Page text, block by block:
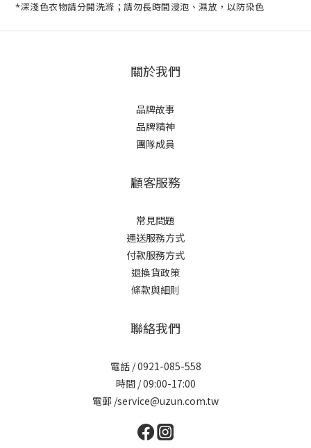
*深淺色衣物請分開洗滌；請勿長時間浸泡、濕放，以防染色
關於我們
品牌故事
品牌精神
團隊成員
顧客服務
常見問題
運送服務方式
付款服務方式
退換貨政策
條款與細則
聯絡我們
電話 / 0921-085-558
時間 / 09:00-17:00
電郵 /service@uzun.com.tw